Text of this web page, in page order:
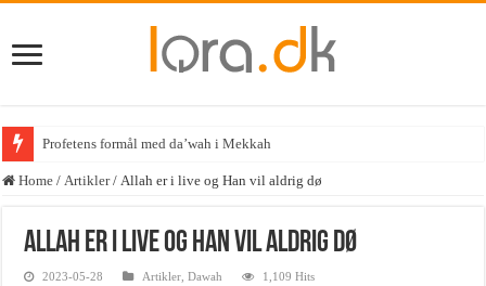
Profetens formål med da’wah i Mekkah
Home / Artikler / Allah er i live og Han vil aldrig dø
Allah er i live og Han vil aldrig dø
2023-05-28 Artikler ,Dawah 1,109 Hits